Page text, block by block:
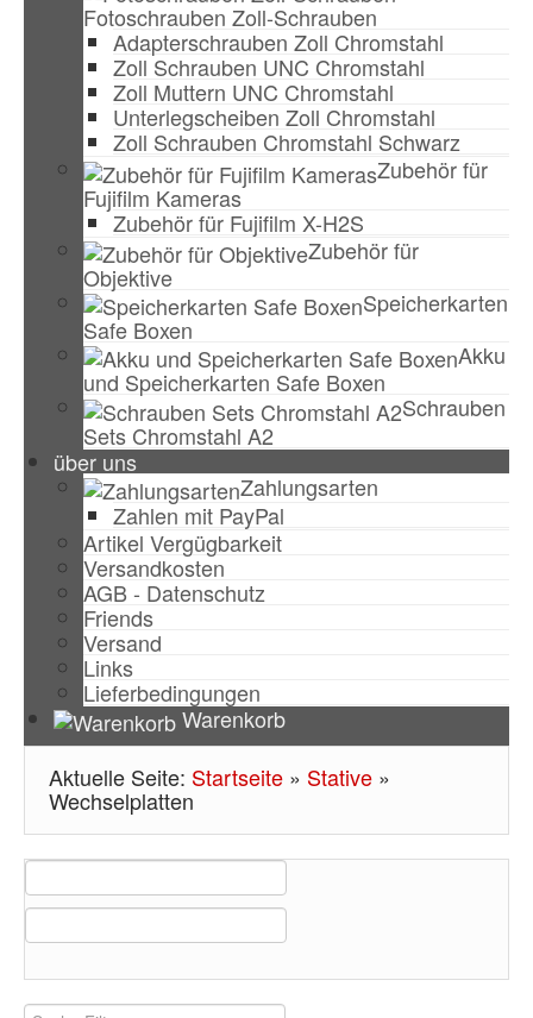
Fotoschrauben Zoll-Schrauben
Adapterschrauben Zoll Chromstahl
Zoll Schrauben UNC Chromstahl
Zoll Muttern UNC Chromstahl
Unterlegscheiben Zoll Chromstahl
Zoll Schrauben Chromstahl Schwarz
Zubehör für
Fujifilm Kameras
Zubehör für Fujifilm X-H2S
Zubehör für
Objektive
Speicherkarten
Safe Boxen
Akku
und Speicherkarten Safe Boxen
Schrauben
Sets Chromstahl A2
über uns
Zahlungsarten
Zahlen mit PayPal
Artikel Vergügbarkeit
Versandkosten
AGB - Datenschutz
Friends
Versand
Links
Lieferbedingungen
Warenkorb
Aktuelle Seite: Startseite » Stative »
Wechselplatten